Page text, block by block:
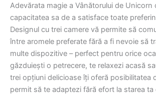
Adevărata magie a Vânătorului de Unicorn
capacitatea sa de a satisface toate
Designul cu trei camere vă permite să
între aromele preferate fără a fi nevoie să
multe dispozitive – perfect pentru orice
găzduiești o petrecere, te relaxezi acasă
trei opțiuni delicioase îți oferă posibilitatea
permit să te adaptezi fără efort la starea ta